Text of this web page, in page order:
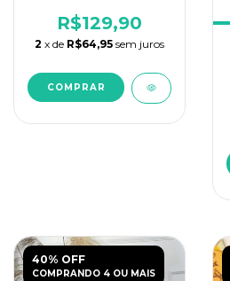
R$129,90
2 x de R$64,95 sem juros
COMPRAR
40% OFF
COMPRANDO 4 OU MAIS